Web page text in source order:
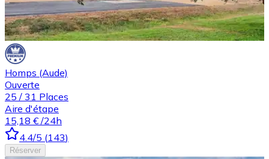
Homps (Aude)
Ouverte
25 / 31 Places
Aire d'étape
15,18 € /24h
4.4/5 (143)
Réserver